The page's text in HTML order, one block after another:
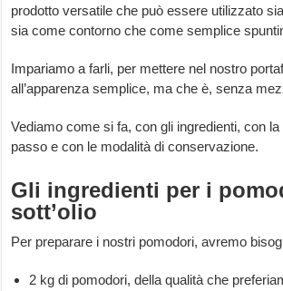
prodotto versatile che può essere utilizzato
sia come contorno che come semplice
Impariamo a farli, per mettere nel nostro
all’apparenza semplice, ma che è, senza
Vediamo come si fa, con gli ingredienti, con
passo e con le modalità di conservazione.
Gli ingredienti per i
sott’olio
Per preparare i nostri pomodori, avremo
2 kg di pomodori, della qualità che